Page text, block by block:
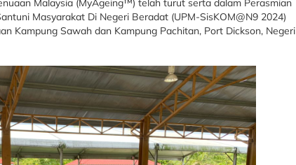
Malaysia (MyAgeing™) telah turut serta dalam Perasmian
Masyarakat Di Negeri Beradat (UPM-SisKOM@N9 2024)
Kampung Sawah dan Kampung Pachitan, Port Dickson, Negeri